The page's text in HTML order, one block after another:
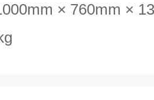
× 760mm ×